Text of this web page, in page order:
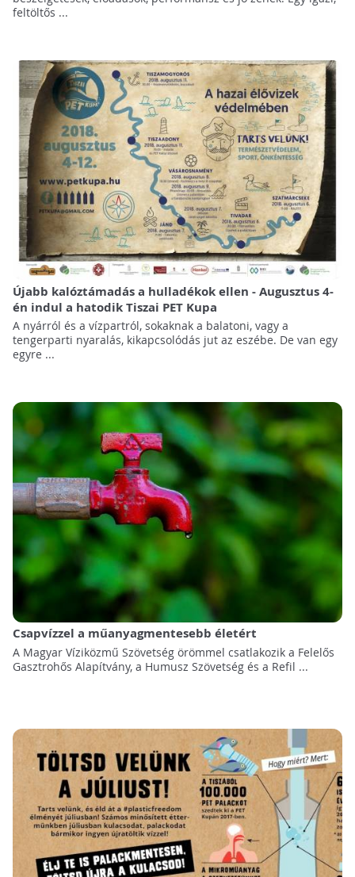
feltöltős ...
Újabb kalóztámadás a hulladékok ellen - Augusztus 4-
én indul a hatodik Tiszai PET Kupa
A nyárról és a vízpartról, sokaknak a balatoni, vagy a
tengerparti nyaralás, kikapcsolódás jut az eszébe. De van egy
egyre ...
Csapvízzel a műanyagmentesebb életért
A Magyar Víziközmű Szövetség örömmel csatlakozik a Felelős
Gasztrohős Alapítvány, a Humusz Szövetség és a Refil ...